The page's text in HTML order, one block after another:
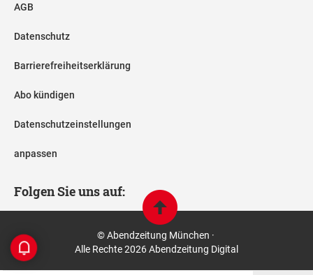
AGB
Datenschutz
Barrierefreiheitserklärung
Abo kündigen
Datenschutzeinstellungen
anpassen
Folgen Sie uns auf:
© Abendzeitung München ·
Alle Rechte 2026 Abendzeitung Digital